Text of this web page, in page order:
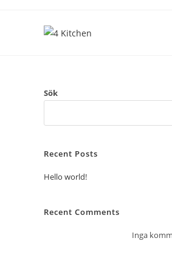
Sök
Recent Posts
Hello world!
Recent Comments
Inga